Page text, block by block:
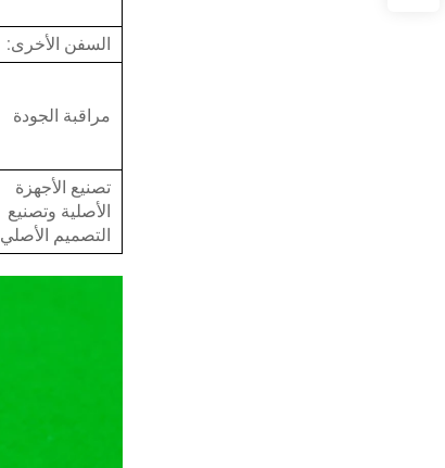
السفن الأخرى:
مراقبة الجودة
تصنيع الأجهزة
الأصلية وتصنيع
التصميم الأصلي